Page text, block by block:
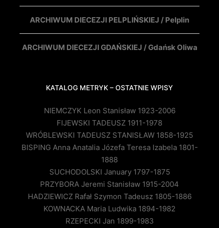
ARCHIWUM DIECEZJI PELPLIŃSKIEJ / Pelplin
ARCHIWUM DIECEZJI GDAŃSKIEJ / Gdańsk Oliwa
KATALOG METRYK – OSTATNIE WPISY
NIEMCZYK Leon Stanisław 1923-2006
FIJEWSKI TADEUSZ 1911-1978
WRÓBLEWSKI TADEUSZ STANISŁAW 1858-1925
BISPING Anna Anatalia Józefa Teresa Izabela 1801-
1888
SUCHODOLSKI January 1797-1875
PRZYBORA Jeremi Stanisław 1915-2004
HADZIEWICZ Rafał Szymon Tadeusz 1805-1886
KOWNACKA Maria Ludwika 1894-1982
RZEPECKI Jan 1899-1983